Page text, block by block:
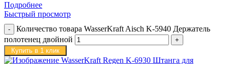
Подробнее
Быстрый просмотр
Количество товара WasserKraft Aisch K-5940 Держатель
полотенец двойной
Купить в 1 клик